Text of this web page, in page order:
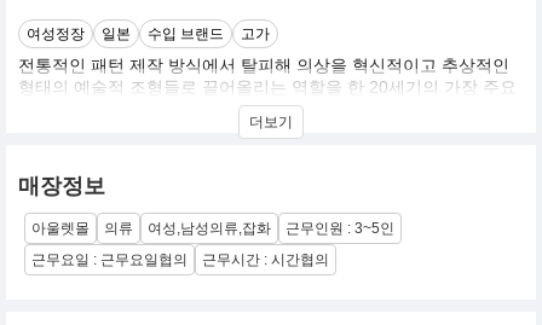
여성정장 일본 수입 브랜드 고가
전통적인 패턴 제작 방식에서 탈피해 의상을 혁신적이고 추상적인
형태의 예술적 조형들로 끌어올리는 역할을 한 20세기의 가장 주요
한 디자이너 브랜드. 또한 '주름'을 이용한 다양한 창작을 통해 브랜
드 오리지널리티를 확립하고 인체를 의복의 속박으로부터 해방시켰
일본 패션을 세계에 알리는데 주도적인 역할을 한 것으로 평가받는
이세이미야케는 서브 브랜드인 플리츠플리즈와 함께 진정한 디자이
너 브랜드의 예술성을 보여 주고 있으며, 꼭 소장하고 싶은 명품 브
랜드로 확고히 자리잡고 있습니다
더보기
매장정보
아울렛몰 의류 여성,남성의류,잡화
근무인원 : 3~5인
근무요일 : 근무요일협의
근무시간 : 시간협의